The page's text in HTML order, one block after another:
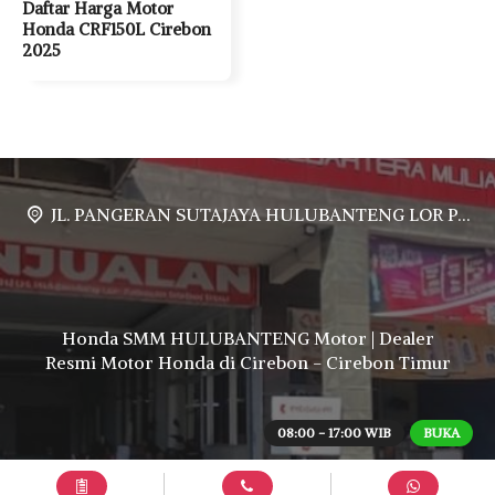
08:00 - 17:00 WIB BUKA
Daftar Harga Motor
Honda CRF150L Cirebon
2025
JL. PANGERAN SUTAJAYA HULUBANTENG LOR PABUARAN CIREBON TIMUR, Ds. Babakan gebang cirebon Gebang udik cirebon Ciledug cirebon Karang wareng cirebon
Honda SMM HULUBANTENG Motor | Dealer
Resmi Motor Honda di Cirebon - Cirebon Timur